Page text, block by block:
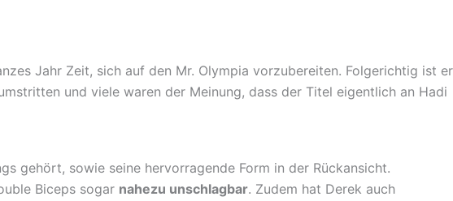
Jahr Zeit, sich auf den Mr. Olympia vorzubereiten. Folgerichtig ist er
und viele waren der Meinung, dass der Titel eigentlich an Hadi
gehört, sowie seine hervorragende Form in der Rückansicht.
Biceps sogar nahezu unschlagbar. Zudem hat Derek auch